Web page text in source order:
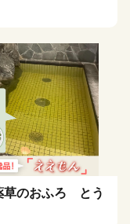
草のおふろ とう